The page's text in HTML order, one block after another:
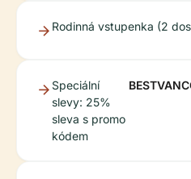
Rodinná vstupenka (2
Speciální
slevy: 25%
sleva s promo
kódem